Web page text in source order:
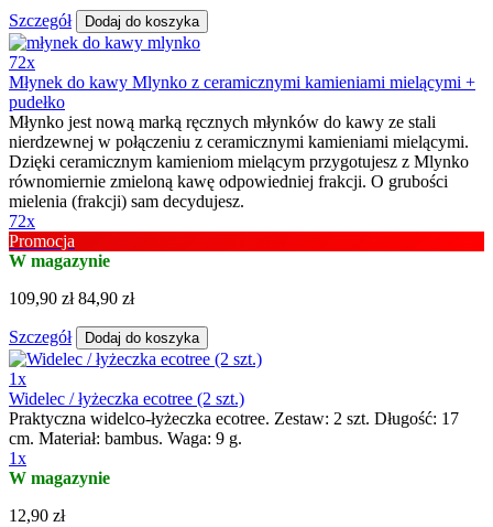
Szczegół Dodaj do koszyka
72x
Młynek do kawy Mlynko z ceramicznymi kamieniami mielącymi +
pudełko
Młynko jest nową marką ręcznych młynków do kawy ze stali
nierdzewnej w połączeniu z ceramicznymi kamieniami mielącymi.
Dzięki ceramicznym kamieniom mielącym przygotujesz z Mlynko
równomiernie zmieloną kawę odpowiedniej frakcji. O grubości
mielenia (frakcji) sam decydujesz.
72x
Promocja
W magazynie
109,90 zł 84,90 zł
Szczegół Dodaj do koszyka
1x
Widelec / łyżeczka ecotree (2 szt.)
Praktyczna widelco-łyżeczka ecotree. Zestaw: 2 szt. Długość: 17
cm. Materiał: bambus. Waga: 9 g.
1x
W magazynie
12,90 zł